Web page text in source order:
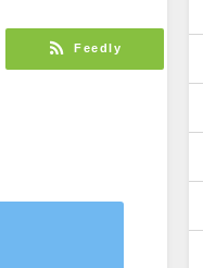
Feedly